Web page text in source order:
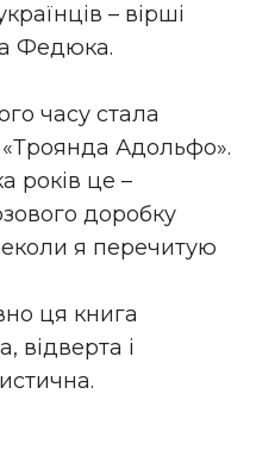
– вірші
Федюка.
часу стала
«Троянда Адольфо».
років це –
доробку
я перечитую
ця книга
відверта і